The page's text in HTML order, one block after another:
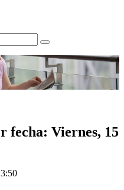
fecha: Viernes, 15